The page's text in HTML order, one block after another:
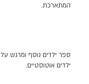
המתארכת.
ספר ילדים נוסף ומרגש על
ילדים אוטוסטיים.